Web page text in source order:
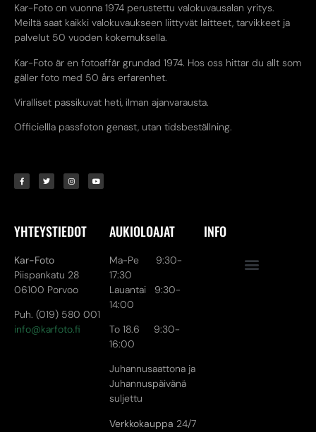
Kar-Foto on vuonna 1974 perustettu valokuvausalan yritys.
Meiltä saat kaikki valokuvaukseen liittyvät laitteet, tarvikkeet ja
palvelut 50 vuoden kokemuksella.
Kar-Foto är en fotoaffär grundad 1974. Hos oss hittar du allt som
gäller foto med 50 års erfarenhet.
Viralliset passikuvat heti, ilman ajanvarausta.
Officiellla passfoton genast, utan tidsbeställning.
YHTEYSTIEDOT
Kar-Foto
Piispankatu 28
06100 Porvoo
Puh. (019) 580 001
info@karfoto.fi
AUKIOLOAJAT
Ma-Pe 9:30-
17:30
Lauantai 9:30-
14:00
To 18.6 9:30-
16:00
Juhannusaattona ja
Juhannuspäivänä
suljettu
Verkkokauppa 24/7
INFO